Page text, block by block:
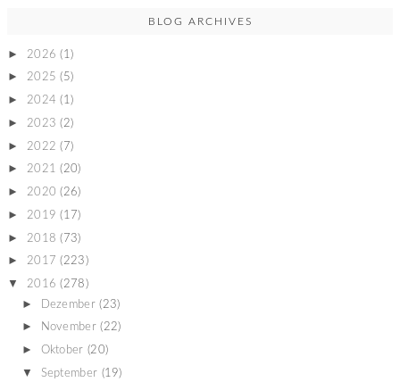
BLOG ARCHIVES
► 2026 (1)
► 2025 (5)
► 2024 (1)
► 2023 (2)
► 2022 (7)
► 2021 (20)
► 2020 (26)
► 2019 (17)
► 2018 (73)
► 2017 (223)
▼ 2016 (278)
► Dezember (23)
► November (22)
► Oktober (20)
▼ September (19)